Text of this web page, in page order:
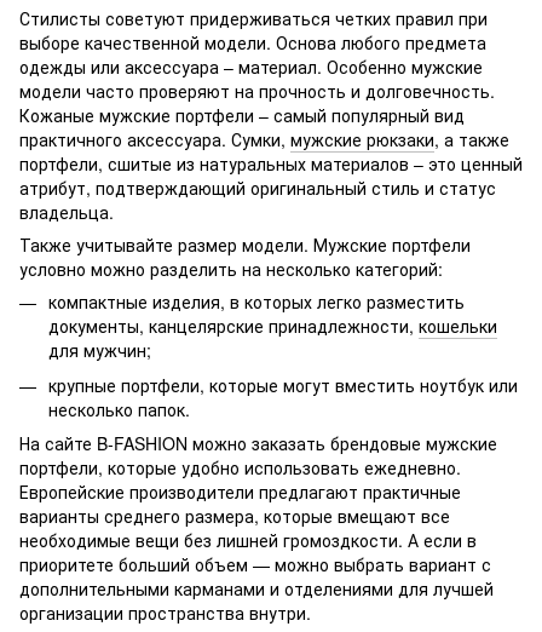
Стилисты советуют придерживаться четких правил при
выборе качественной модели. Основа любого предмета
одежды или аксессуара – материал. Особенно мужские
модели часто проверяют на прочность и долговечность.
Кожаные мужские портфели – самый популярный вид
практичного аксессуара. Сумки, мужские рюкзаки, а также
портфели, сшитые из натуральных материалов – это ценный
атрибут, подтверждающий оригинальный стиль и статус
владельца.
Также учитывайте размер модели. Мужские портфели
условно можно разделить на несколько категорий:
компактные изделия, в которых легко разместить
документы, канцелярские принадлежности, кошельки
для мужчин;
крупные портфели, которые могут вместить ноутбук или
несколько папок.
На сайте B-FASHION можно заказать брендовые мужские
портфели, которые удобно использовать ежедневно.
Европейские производители предлагают практичные
варианты среднего размера, которые вмещают все
необходимые вещи без лишней громоздкости. А если в
приоритете больший объем — можно выбрать вариант с
дополнительными карманами и отделениями для лучшей
организации пространства внутри.